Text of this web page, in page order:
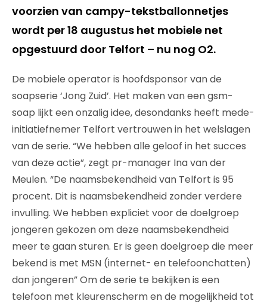
voorzien van campy-tekstballonnetjes
wordt per 18 augustus het mobiele net
opgestuurd door Telfort – nu nog O2.
De mobiele operator is hoofdsponsor van de
soapserie ‘Jong Zuid’. Het maken van een gsm-
soap lijkt een onzalig idee, desondanks heeft mede-
initiatiefnemer Telfort vertrouwen in het welslagen
van de serie. “We hebben alle geloof in het succes
van deze actie”, zegt pr-manager Ina van der
Meulen. “De naamsbekendheid van Telfort is 95
procent. Dit is naamsbekendheid zonder verdere
invulling. We hebben expliciet voor de doelgroep
jongeren gekozen om deze naamsbekendheid
meer te gaan sturen. Er is geen doelgroep die meer
bekend is met MSN (internet- en telefoonchatten)
dan jongeren” Om de serie te bekijken is een
telefoon met kleurenscherm en de mogelijkheid tot